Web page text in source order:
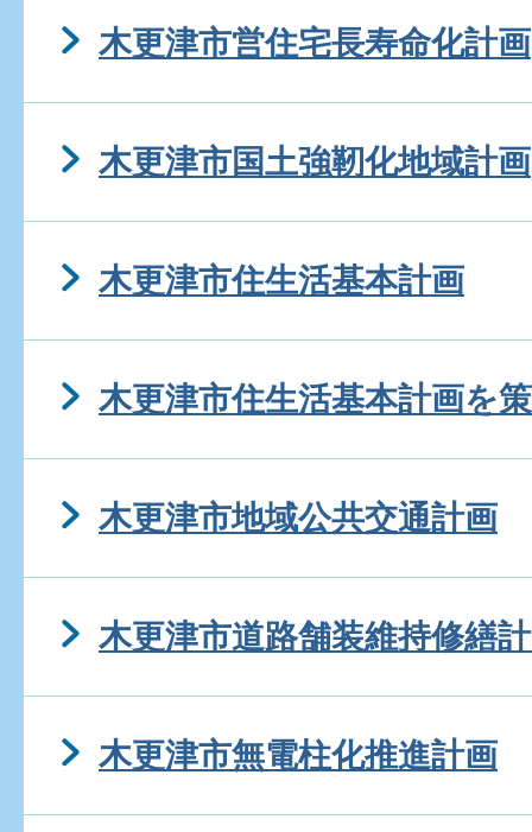
木更津市営住宅長寿命化計画
木更津市国土強靭化地域計画
木更津市住生活基本計画
木更津市住生活基本計画を
木更津市地域公共交通計画
木更津市道路舗装維持修繕
木更津市無電柱化推進計画